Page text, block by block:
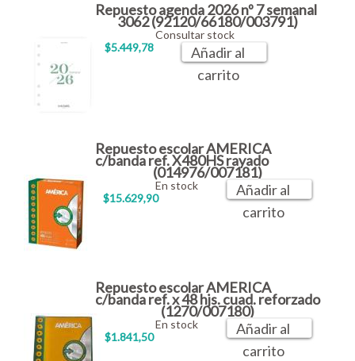
Repuesto agenda 2026 nº 7 semanal
3062 (92120/66180/003791)
$5.449,78
Consultar stock
Añadir al
carrito
Repuesto escolar AMERICA
c/banda ref. X480HS rayado
(014976/007181)
$15.629,90
En stock
Añadir al
carrito
Repuesto escolar AMERICA
c/banda ref. x 48 hjs. cuad. reforzado
(1270/007180)
$1.841,50
En stock
Añadir al
carrito